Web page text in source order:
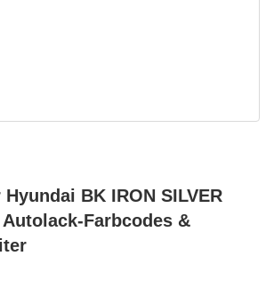
BK IRON SILVER
Autolack-Farbcodes &